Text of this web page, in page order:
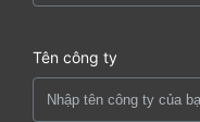
Tên công ty